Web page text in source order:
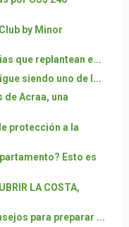
by Minor
que replantean e...
siendo uno de l...
de Acraa, una
protección a la
Esto es
LA COSTA,
para preparar ...